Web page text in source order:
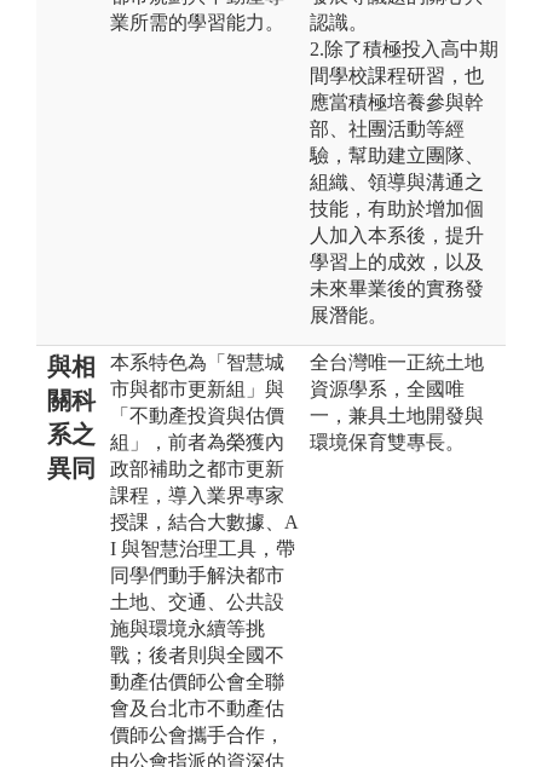
業所需的學習能力。
認識。
2.除了積極投入高中期
間學校課程研習，也
應當積極培養參與幹
部、社團活動等經
驗，幫助建立團隊、
組織、領導與溝通之
技能，有助於增加個
人加入本系後，提升
學習上的成效，以及
未來畢業後的實務發
展潛能。
與相
關科
系之
異同
本系特色為「智慧城
市與都市更新組」與
「不動產投資與估價
組」，前者為榮獲內
政部補助之都市更新
課程，導入業界專家
授課，結合大數據、A
I 與智慧治理工具，帶
同學們動手解決都市
土地、交通、公共設
施與環境永續等挑
戰；後者則與全國不
動產估價師公會全聯
會及台北市不動產估
價師公會攜手合作，
由公會指派的資深估
全台灣唯一正統土地
資源學系，全國唯
一，兼具土地開發與
環境保育雙專長。